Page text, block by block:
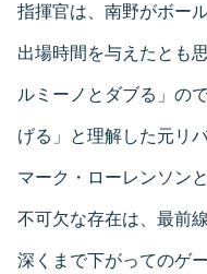
指揮官は、南野がボー
出場時間を与えたとも
ルミーノとダブる」の
げる」と理解した元リ
マーク・ローレンソン
不可欠な存在は、最前
深くまで下がってのゲ